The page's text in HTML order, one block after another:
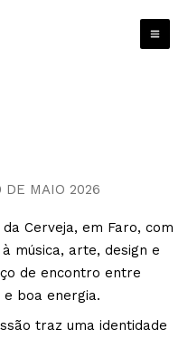
DE MAIO 2026
Cerveja, em Faro, com
música, arte, design e
de encontro entre
boa energia.
traz uma identidade